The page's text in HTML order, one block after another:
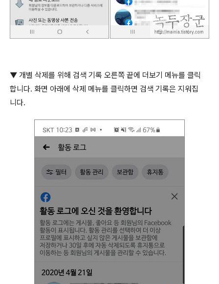
▼ 개별 삭제를 위해 검색 기록 오른쪽 끝에 더보기 메뉴를 클릭
합니다. 화면 아래에 삭제 메뉴를 클릭하면 검색 기록은 지워집
니다.